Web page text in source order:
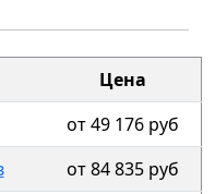
Цена
от 49 176 руб
от 84 835 руб